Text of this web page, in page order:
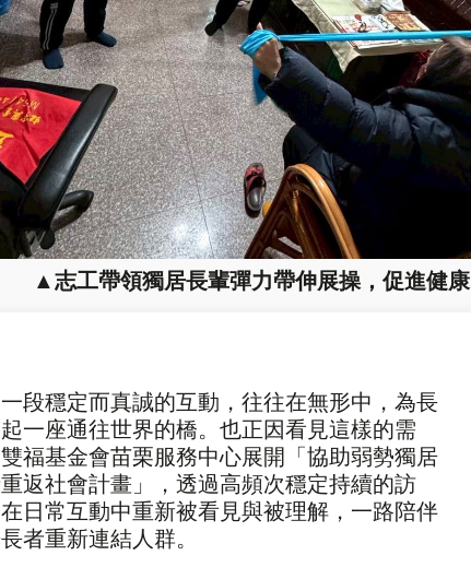
▲志工帶領獨居長輩彈力帶伸展操，促進健康
穩定而真誠的互動，往往在無形中，為長
一座通往世界的橋。也正因看見這樣的需
福基金會苗栗服務中心展開「協助弱勢獨居
返社會計畫」，透過高頻次穩定持續的訪
日常互動中重新被看見與被理解，一路陪伴
者重新連結人群。